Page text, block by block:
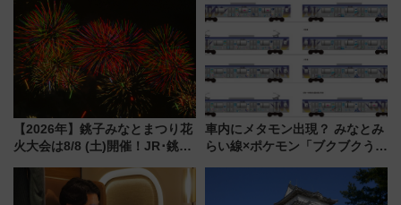
ホテル情報まとめ
ススメ
【2026年】銚子みなとまつり花
火大会は8/8 (土)開催！JR･銚子
報、利根川に咲く8,000発の大迫
力＆屋台を満喫
車内にメタモン出現？ みなとみ
らい線×ポケモン「ブクブクうみ
行開始に！ この夏は直通列車で